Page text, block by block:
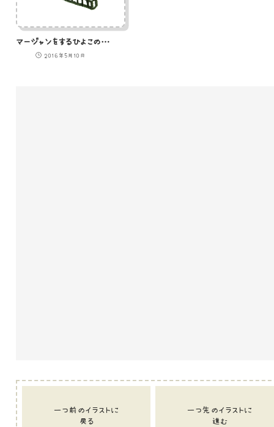
マージャンをするひよこのイラスト
2016年5月10日
一つ前のイラストに
戻る
一つ先のイラストに
進む